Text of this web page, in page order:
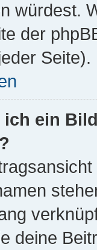
würdest.
der
Seite).
ich ein
deine